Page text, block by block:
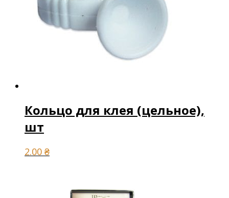
Кольцо для клея (цельное),
шт
2.00 ₴